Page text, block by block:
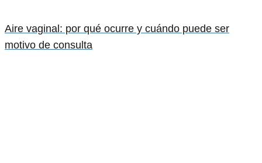
Aire vaginal: por qué ocurre y cuándo puede ser
motivo de consulta